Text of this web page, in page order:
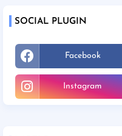
SOCIAL PLUGIN
Facebook
Instagram